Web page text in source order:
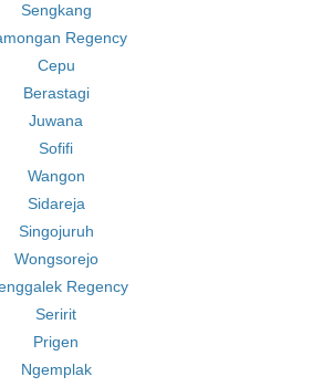
Sengkang
Regency
Cepu
Berastagi
Juwana
Sofifi
Wangon
Sidareja
Singojuruh
Wongsorejo
Regency
Seririt
Prigen
Ngemplak